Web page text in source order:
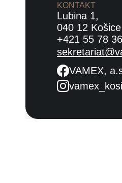
KONTAKT
Lubina 1,
040 12 Košice
+421 55 78
VAMEX,